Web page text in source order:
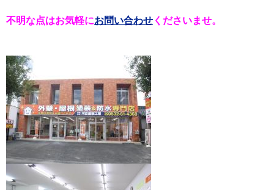
不明な点はお気軽にお問い合わせ くださいませ。